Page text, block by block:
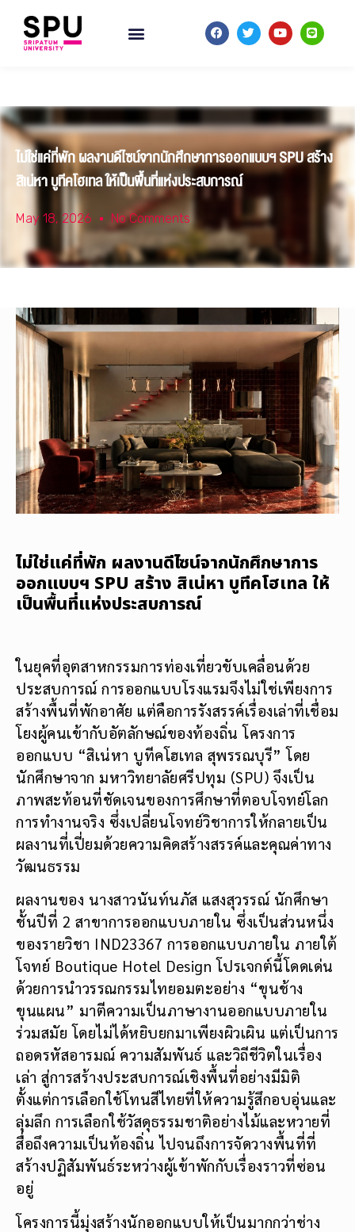
ไม่ใช่แค่ที่พัก ผลงานดีไซน์จากนักศึกษาการออกแบบฯ SPU สร้าง
สิเน่หา บูทีคโฮเทล ให้เป็นพื้นที่แห่งประสบการณ์
May 18, 2026 No Comments
ไม่ใช่แค่ที่พัก ผลงานดีไซน์จากนักศึกษาการ
ออกแบบฯ SPU สร้าง สิเน่หา บูทีคโฮเทล ให้
เป็นพื้นที่แห่งประสบการณ์
ในยุคที่อุตสาหกรรมการท่องเที่ยวขับเคลื่อนด้วย
ประสบการณ์ การออกแบบโรงแรมจึงไม่ใช่เพียงการ
สร้างพื้นที่พักอาศัย แต่คือการรังสรรค์เรื่องเล่าที่เชื่อม
โยงผู้คนเข้ากับอัตลักษณ์ของท้องถิ่น โครงการ
ออกแบบ “สิเน่หา บูทีคโฮเทล สุพรรณบุรี” โดย
นักศึกษาจาก มหาวิทยาลัยศรีปทุม (SPU) จึงเป็น
ภาพสะท้อนที่ชัดเจนของการศึกษาที่ตอบโจทย์โลก
การทำงานจริง ซึ่งเปลี่ยนโจทย์วิชาการให้กลายเป็น
ผลงานที่เปี่ยมด้วยความคิดสร้างสรรค์และคุณค่าทาง
วัฒนธรรม
ผลงานของ นางสาวนันท์นภัส แสงสุวรรณ์ นักศึกษา
ชั้นปีที่ 2 สาขาการออกแบบภายใน ซึ่งเป็นส่วนหนึ่ง
ของรายวิชา IND23367 การออกแบบภายใน ภายใต้
โจทย์ Boutique Hotel Design โปรเจกต์นี้โดดเด่น
ด้วยการนำวรรณกรรมไทยอมตะอย่าง “ขุนช้าง
ขุนแผน” มาตีความเป็นภาษางานออกแบบภายใน
ร่วมสมัย โดยไม่ได้หยิบยกมาเพียงผิวเผิน แต่เป็นการ
ถอดรหัสอารมณ์ ความสัมพันธ์ และวิถีชีวิตในเรื่อง
เล่า สู่การสร้างประสบการณ์เชิงพื้นที่อย่างมีมิติ
ตั้งแต่การเลือกใช้โทนสีไทยที่ให้ความรู้สึกอบอุ่นและ
ลุ่มลึก การเลือกใช้วัสดุธรรมชาติอย่างไม้และหวายที่
สื่อถึงความเป็นท้องถิ่น ไปจนถึงการจัดวางพื้นที่ที่
สร้างปฏิสัมพันธ์ระหว่างผู้เข้าพักกับเรื่องราวที่ซ่อน
อยู่
โครงการนี้มุ่งสร้างนักออกแบบให้เป็นมากกว่าช่าง